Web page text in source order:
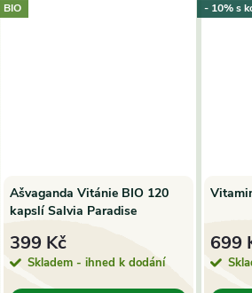
BIO
Ašvaganda Vitánie BIO 120
kapslí Salvia Paradise
399 Kč
Skladem - ihned k dodání
- 10% s
699